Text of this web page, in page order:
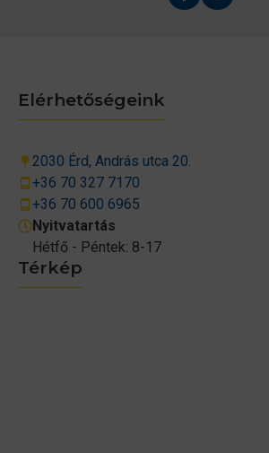
Térkép
Elérhetőségeink
2030 Érd, András utca 20.
+36 70 327 7170
+36 70 600 6965
Nyitvatartás
Hétfő - Péntek: 8-17